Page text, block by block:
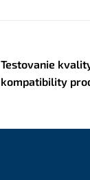
Testovanie
kompatibility